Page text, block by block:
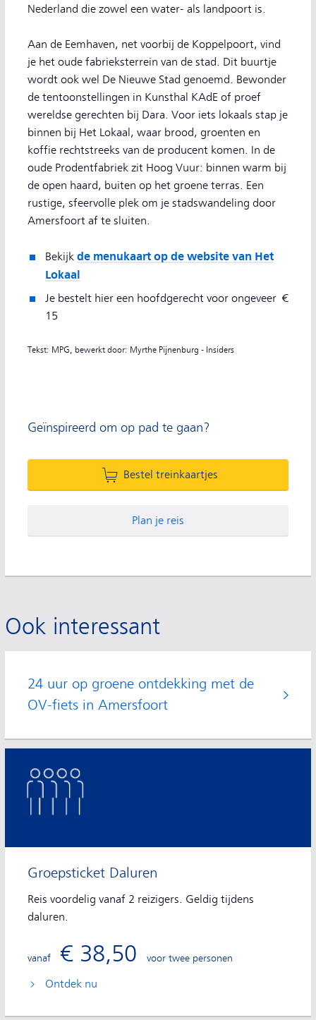
Nederland die zowel een water- als landpoort is.
Aan de Eemhaven, net voorbij de Koppelpoort, vind
je het oude fabrieksterrein van de stad. Dit buurtje
wordt ook wel De Nieuwe Stad genoemd. Bewonder
de tentoonstellingen in Kunsthal KAdE of proef
wereldse gerechten bij Dara. Voor iets lokaals stap je
binnen bij Het Lokaal, waar brood, groenten en
koffie rechtstreeks van de producent komen. In de
oude Prodentfabriek zit Hoog Vuur: binnen warm bij
de open haard, buiten op het groene terras. Een
rustige, sfeervolle plek om je stadswandeling door
Amersfoort af te sluiten.
Bekijk de menukaart op de website van Het
Lokaal
Je bestelt hier een hoofdgerecht voor ongeveer €
15
Tekst: MPG, bewerkt door: Myrthe Pijnenburg - Insiders
Geïnspireerd om op pad te gaan?
Bestel treinkaartjes
Plan je reis
Ook interessant
24 uur op groene ontdekking met de
OV-fiets in Amersfoort
Groepsticket Daluren
Reis voordelig vanaf 2 reizigers. Geldig tijdens
daluren.
vanaf € 38,50 voor twee personen
Ontdek nu